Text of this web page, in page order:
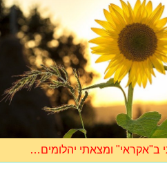
ב"אקראי" ומצאתי יהלומים…